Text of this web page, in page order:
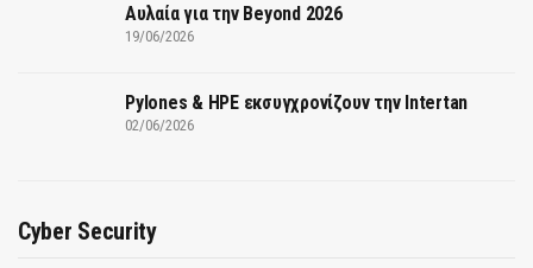
Αυλαία για την Beyond 2026
19/06/2026
Pylones & HPE εκσυγχρονίζουν την Intertan
02/06/2026
Cyber Security